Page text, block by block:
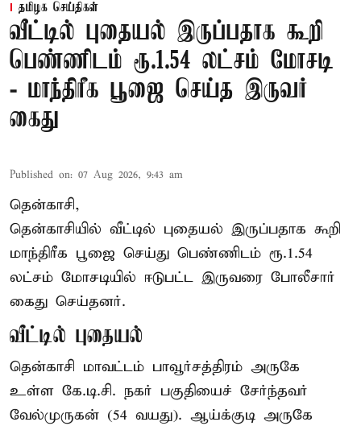
தமிழக செய்திகள்
வீட்டில் புதையல் இருப்பதாக கூறி
பெண்ணிடம் ரூ.1.54 லட்சம் மோசடி
- மாந்திரீக பூஜை செய்த இருவர்
கைது
Published on: 07 Aug 2026, 9:43 am
தென்காசி,
தென்காசியில் வீட்டில் புதையல் இருப்பதாக கூறி
மாந்திரீக பூஜை செய்து பெண்ணிடம் ரூ.1.54
லட்சம் மோசடியில் ஈடுபட்ட இருவரை போலீசார்
கைது செய்தனர்.
வீட்டில் புதையல்
தென்காசி மாவட்டம் பாவூர்சத்திரம் அருகே
உள்ள கே.டி.சி. நகர் பகுதியைச் சேர்ந்தவர்
வேல்முருகன் (54 வயது). ஆய்க்குடி அருகே